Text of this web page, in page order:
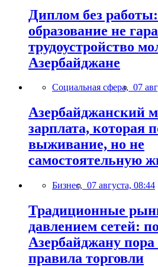
Диплом без
образование не
трудоустройство
Азербайджане
Социальная сфера, 07
Азербайджанский
зарплата, которая
выживание, но не
самостоятельную
Бизнес, 07 августа, 08:44
Традиционные
давлением сетей:
Азербайджану
правила торговли